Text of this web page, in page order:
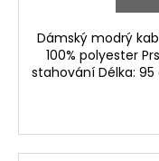
Dámský modrý
100% polyester
stahování Délka: